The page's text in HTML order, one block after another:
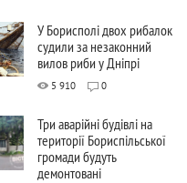
У Борисполі двох рибалок
судили за незаконний
вилов риби у Дніпрі
5 910 0
Три аварійні будівлі на
території Бориспільської
громади будуть
демонтовані